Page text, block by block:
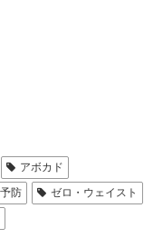
アボカド
防
ゼロ・ウェイスト